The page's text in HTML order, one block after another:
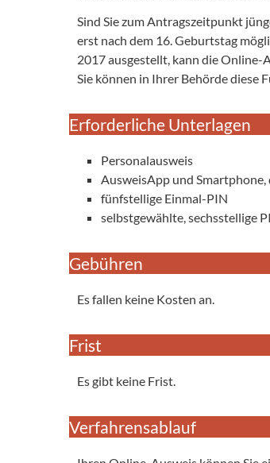
Sind Sie zum Antragszeitpunkt
erst nach dem 16. Geburtstag
2017 ausgestellt, kann die
Sie können in Ihrer Behörde diese
Erforderliche Unterlagen
Personalausweis
AusweisApp und
fünfstellige Einmal-PIN
selbstgewählte, sechsstellige
Gebühren
Es fallen keine Kosten an.
Frist
Es gibt keine Frist.
Verfahrensablauf